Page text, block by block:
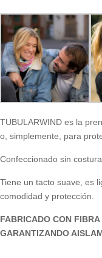
TUBULARWIND es la
o, simplemente, para
Confeccionado sin
Tiene un tacto suave, es
comodidad y protección.
FABRICADO CON
GARANTIZANDO